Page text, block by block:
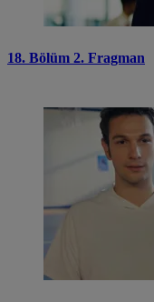
18. Bölüm 2. Fragman